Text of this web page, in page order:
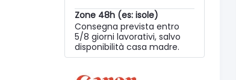
Zone 48h (es: isole)
Consegna prevista entro
5/8 giorni lavorativi, salvo
disponibilità casa madre.